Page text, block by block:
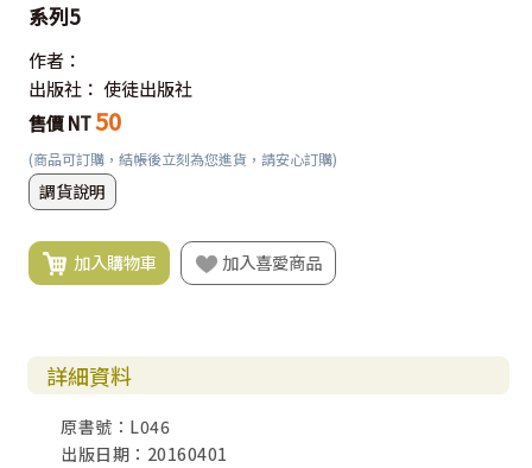
系列5
作者：
出版社： 使徒出版社
售價 NT50
(商品可訂購，結帳後立刻為您進貨，請安心訂購)
調貨說明
加入購物車 加入喜愛商品
詳細資料
原書號：L046
出版日期：20160401